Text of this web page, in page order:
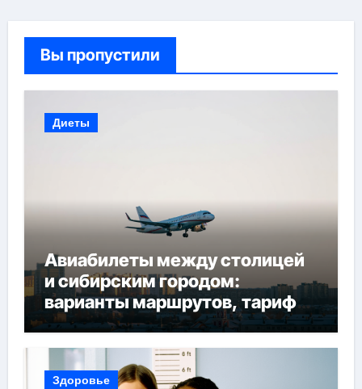
Вы пропустили
Диеты
Авиабилеты между столицей
и сибирским городом:
варианты маршрутов, тарифы
и советы по планированию
поездки
Здоровье